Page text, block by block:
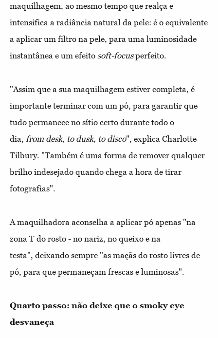
maquilhagem, ao mesmo tempo que realça e
intensifica a radiância natural da pele: é o equivalente
a aplicar um filtro na pele, para uma luminosidade
instantânea e um efeito soft-focusperfeito.
"Assim que a sua maquilhagem estiver completa, é
importante terminar com um pó, para garantir que
tudo permanece no sítio certo durante todo o
dia, from desk, to dusk, to disco", explica Charlotte
Tilbury. "Também é uma forma de remover qualquer
brilho indesejado quando chega a hora de tirar
fotografias".
A maquilhadora aconselha a aplicar pó apenas "na
zona T do rosto - no nariz, no queixo e na
testa", deixando sempre "as maçãs do rosto livres de
pó, para que permaneçam frescas e luminosas".
Quarto passo: não deixe que o smoky eye
desvaneça